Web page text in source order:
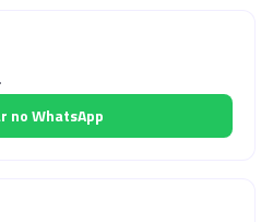
no WhatsApp